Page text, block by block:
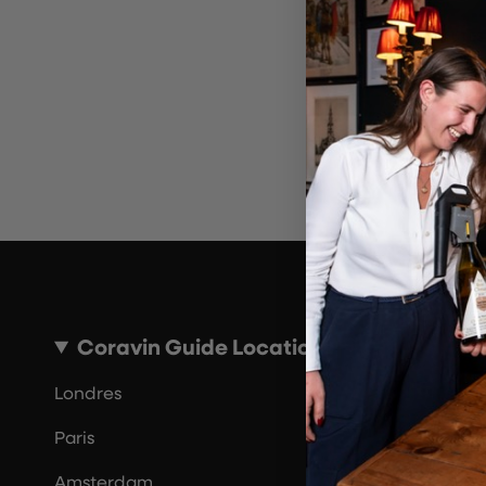
~10 MINUTES
Coravin Guide Locations
Londres
Paris
Amsterdam